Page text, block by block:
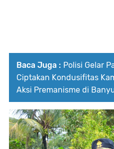
Baca Juga : Polisi Gelar
Ciptakan Kondusifitas
Aksi Premanisme di